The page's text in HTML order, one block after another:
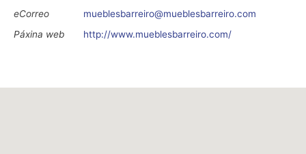
eCorreo
mueblesbarreiro@mueblesbarreiro.com
Páxina web
http://www.mueblesbarreiro.com/